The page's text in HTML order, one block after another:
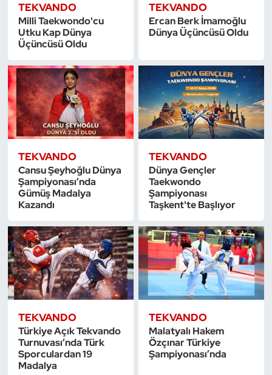
TEKVANDO
Milli Taekwondo'cu
Utku Kap Dünya
Üçüncüsü Oldu
TEKVANDO
Ercan Berk İmamoğlu
Dünya Üçüncüsü Oldu
TEKVANDO
Cansu Şeyhoğlu Dünya
Şampiyonası’nda
Gümüş Madalya
Kazandı
TEKVANDO
Dünya Gençler
Taekwondo
Şampiyonası
Taşkent'te Başlıyor
TEKVANDO
Türkiye Açık Tekvando
Turnuvası’nda Türk
Sporculardan 19
Madalya
TEKVANDO
Malatyalı Hakem
Özçınar Türkiye
Şampiyonası’nda
Muay Thai
Optimist
Oryantiring
Özel Sporcular
Paralimpik
Satranç
Su Topu
Tekvando
Tenis